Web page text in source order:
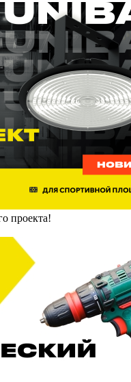
проекта!